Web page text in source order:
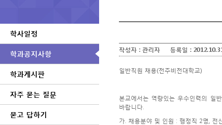
학사일정
학과공지사항
학과게시판
자주 묻는 질문
묻고 답하기
작성자 : 관리자 등록일 :
일반직원 채용(전주비전대학교)
본교에서는 역량있는 우수인력의 일
바랍니다.
가. 채용분야 및 인원 : 행정직 2명, 전